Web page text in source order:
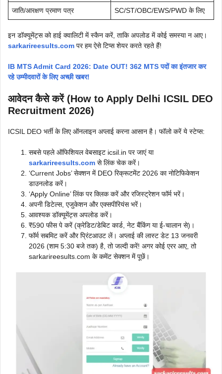
जाति/आरक्षण प्रमाण पत्र SC/ST/OBC/EWS/PWD के लिए
इन डॉक्यूमेंट्स को हाई क्वालिटी में स्कैन करें, ताकि अपलोड में कोई समस्या न आए।
sarkarireesults.com पर हम ऐसे टिप्स शेयर करते रहते हैं!
IB MTS Admit Card 2026: Date OUT! 362 MTS पदों का इंतजार कर
रहे उम्मीदवारों के लिए अच्छी खबर!
आवेदन कैसे करें (How to Apply Delhi ICSIL DEO
Recruitment 2026)
ICSIL DEO भर्ती के लिए ऑनलाइन अप्लाई करना आसान है। फॉलो करें ये स्टेप्स:
सबसे पहले ऑफिशियल वेबसाइट icsil.in पर जाएं या
sarkarireesults.com से लिंक चेक करें।
‘Current Jobs’ सेक्शन में DEO रिक्रूटमेंट 2026 का नोटिफिकेशन
डाउनलोड करें।
‘Apply Online’ लिंक पर क्लिक करें और रजिस्ट्रेशन फॉर्म भरें।
अपनी डिटेल्स, एजुकेशन और एक्सपीरियंस भरें।
आवश्यक डॉक्यूमेंट्स अपलोड करें।
₹590 फीस पे करें (क्रेडिट/डेबिट कार्ड, नेट बैंकिंग या ई-चालान से)।
फॉर्म सबमिट करें और प्रिंटआउट लें। अप्लाई की लास्ट डेट 13 जनवरी
2026 (शाम 5:30 बजे तक) है, तो जल्दी करें! अगर कोई एरर आए, तो
sarkarireesults.com के कमेंट सेक्शन में पूछें।